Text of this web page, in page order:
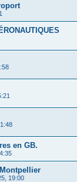
en GB.
19:00